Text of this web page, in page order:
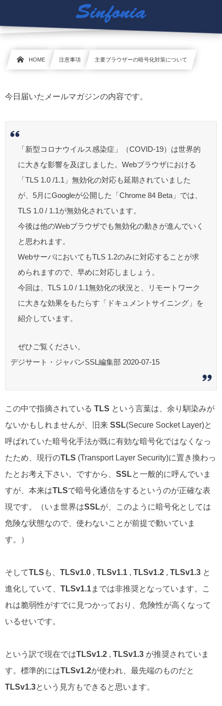
HOME 注意事項 主要ブラウザーの暗号化対策について
今日届いたメールマガジンの内容です。
「新型コロナウイルス感染症」（COVID-19）は世界的
に大きな影響を及ぼしました。Webブラウザにおける
「TLS 1.0 /1.1」無効化の対応も延期されていました
が、5月にGoogleが公開した「Chrome 84 Beta」では、
TLS 1.0 / 1.1が無効化されています。
今後は他のWebブラウザでも無効化の動きが進んでいく
と思われます。
WebサーバにおいてもTLS 1.2のみに対応することが求
められますので、早めに対応しましょう。
今回は、TLS 1.0 / 1.1無効化の状況と、リモートワーク
に大きな効果をもたらす「ドキュメントサイニング」を
紹介しています。
ぜひご覧ください。
デジサート・ジャパンSSL編集部 2020-07-15
この中で指摘されている TLS という言葉は、余り馴染みが
ないかもしれませんが、旧来 SSL(Secure Socket Layer)と
呼ばれていた暗号化手法が既に有効な暗号化ではなくなっ
たため、現行のTLS (Transport Layer Security)に置き換わっ
たとお考え下さい。ですから、 SSLと一般的に呼んでいま
すが、本来はTLSで暗号化通信をするというのが正確な表
現です。（いま世界はSSLが、このように暗号化としては
危険な状態なので、使わないことが前提で動いていま
す。）
そしてTLS も、 TLSv1.0 , TLSv1.1 , TLSv1.2 , TLSv1.3 と
進化していて、 TLSv1.1までは非推奨となっています。こ
れは脆弱性がすでに見つかっており、危険性が高くなって
いるせいです。
という訳で現在ではTLSv1.2 , TLSv1.3 が推奨されていま
す。標準的にはTLSv1.2が使われ、最先端のものだと
TLSv1.3という見方もできると思います。